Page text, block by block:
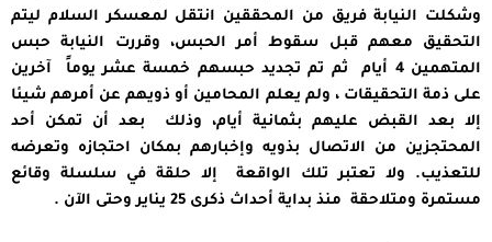
وشكلت النيابة فريق من المحققين انتقل لمعسكر السلام ليتم
التحقيق معهم قبل سقوط أمر الحبس، وقررت النيابة حبس
المتهمين 4 أيام ثم تم تجديد حبسهم خمسة عشر يوماً آخرين
على ذمة التحقيقات ، ولم يعلم المحامين أو ذويهم عن أمرهم شيئا
إلا بعد القبض عليهم بثمانية أيام، وذلك بعد أن تمكن أحد
المحتجزين من الاتصال بذويه وإخبارهم بمكان احتجازه وتعرضه
للتعذيب. ولا تعتبر تلك الواقعة إلا حلقة في سلسلة وقائع
مستمرة ومتلاحقة منذ بداية أحداث ذكرى 25 يناير وحتى الآن .